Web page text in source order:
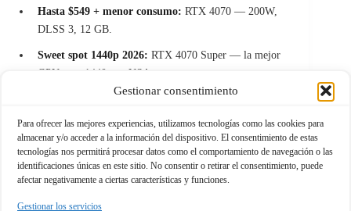
Gestionar consentimiento
Para ofrecer las mejores experiencias, utilizamos tecnologías como las cookies para
almacenar y/o acceder a la información del dispositivo. El consentimiento de estas
tecnologías nos permitirá procesar datos como el comportamiento de navegación o las
identificaciones únicas en este sitio. No consentir o retirar el consentimiento, puede
afectar negativamente a ciertas características y funciones.
Gestionar los servicios
Hasta $549 + menor consumo: RTX 4070 — 200W,
DLSS 3, 12 GB.
Sweet spot 1440p 2026: RTX 4070 Super — la mejor
GPU para 1440p en USA.
Entrada económica a 1440p:RTX 4060 Ti — necesita
Si tienes dudas sobre qué GPU te conviene según tu
presupuesto exacto, usa el comparador interactivo